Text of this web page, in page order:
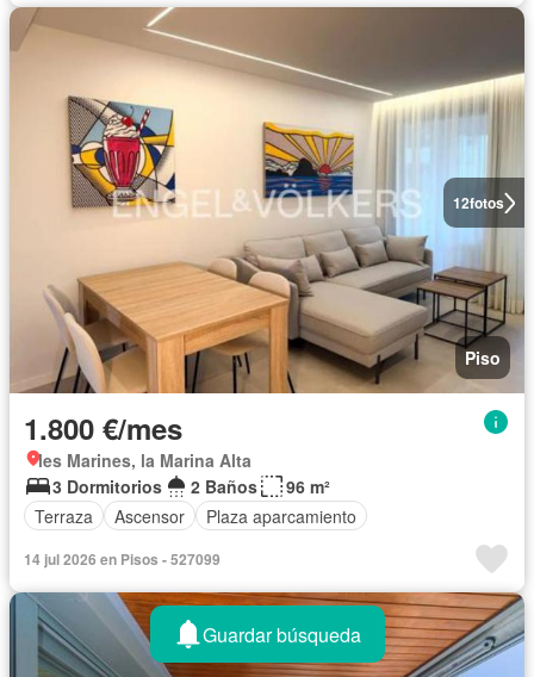
12fotos
Piso
1.800 €/mes
les Marines, la Marina Alta
3 Dormitorios
2 Baños
96 m²
Terraza
Ascensor Plaza aparcamiento
14 jul 2026 en Pisos - 527099
Guardar búsqueda